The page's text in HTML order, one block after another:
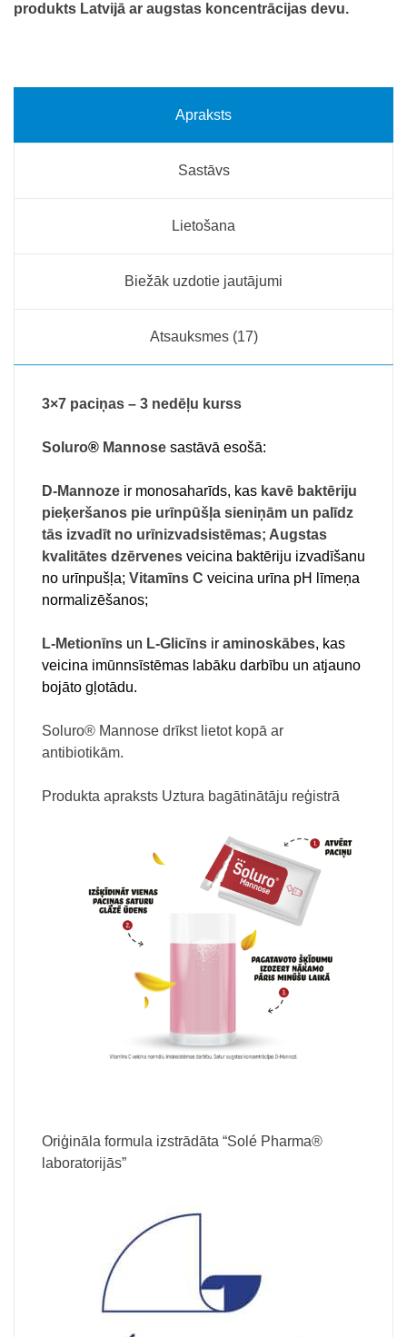
produkts Latvijā ar augstas koncentrācijas devu.
Apraksts
Sastāvs
Lietošana
Biežāk uzdotie jautājumi
Atsauksmes (17)
3×7 paciņas – 3 nedēļu kurss
Soluro® Mannose sastāvā esošā:
D-Mannoze ir monosaharīds, kas kavē baktēriju
pieķeršanos pie urīnpūšļa sieniņām un palīdz
tās izvadīt no urīnizvadsistēmas; Augstas
kvalitātes dzērvenes veicina baktēriju izvadīšanu
no urīnpušļa; Vitamīns C veicina urīna pH līmeņa
normalizēšanos;
L-Metionīns un L-Glicīns ir aminoskābes, kas
veicina imūnnsīstēmas labāku darbību un atjauno
bojāto gļotādu.
Soluro® Mannose drīkst lietot kopā ar
antibiotikām.
Produkta apraksts Uztura bagātinātāju reģistrā
Oriģināla formula izstrādāta “Solé Pharma®
laboratorijās”